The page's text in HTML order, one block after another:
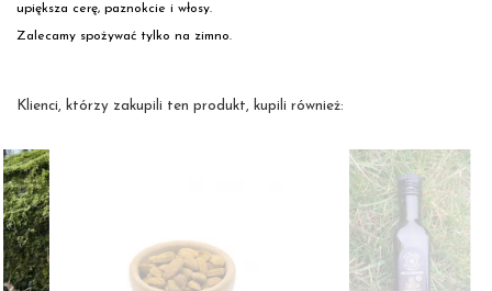
upiększa cerę, paznokcie i włosy.
Zalecamy spożywać tylko na zimno.
Klienci, którzy zakupili ten produkt, kupili również: